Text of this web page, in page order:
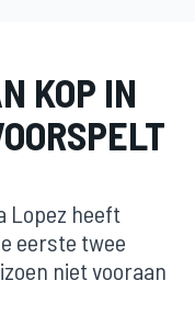
KOP IN
Lopez heeft
eerste twee
niet vooraan